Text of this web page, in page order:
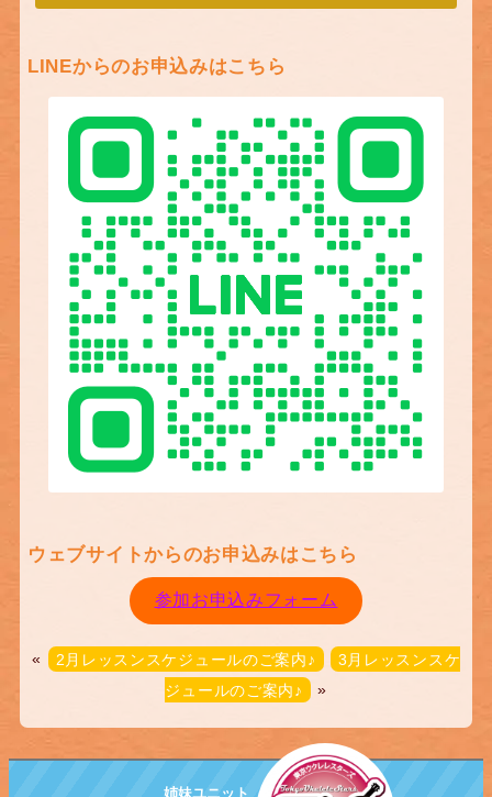
LINEからのお申込みはこちら
ウェブサイトからのお申込みはこちら
参加お申込みフォーム
« 2月レッスンスケジュールのご案内♪
3月レッスンスケ
ジュールのご案内♪ »
姉妹ユニット